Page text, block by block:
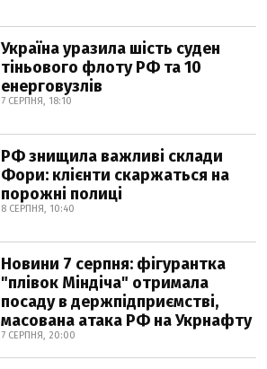
Україна уразила шість суден
тіньового флоту РФ та 10
енерговузлів
7 СЕРПНЯ, 18:10
РФ знищила важливі склади
Фори: клієнти скаржаться на
порожні полиці
8 СЕРПНЯ, 10:40
Новини 7 серпня: фігурантка
"плівок Міндіча" отримала
посаду в держпідприємстві,
масована атака РФ на Укрнафту
7 СЕРПНЯ, 20:00